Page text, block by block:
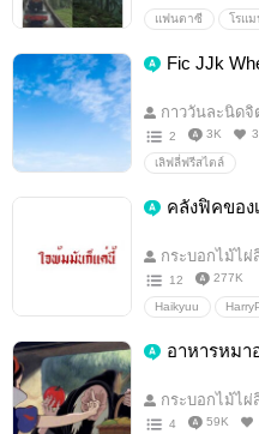
แฟนตาซี โรแ
rw SS DM
Hufflepuff
Fic JJk
กาววันละนิดจิ
2 3K 3
เลิฟลี่ฟรีสไตล์
คลังฟิคของ
กระบอกไม้ไผ่
12 277K
Haikyuu
วายสเตชั่น
อาหารหมา
กระบอกไม้ไผ่
4 59K